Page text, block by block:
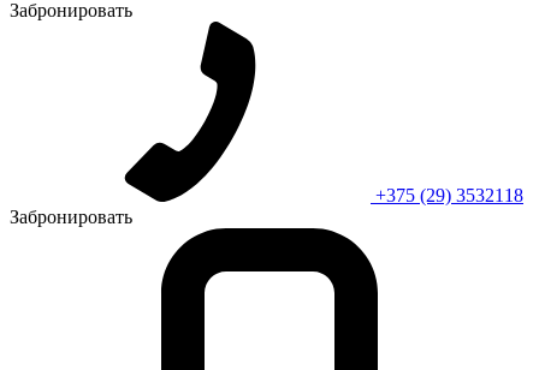
Забронировать
+375 (29) 3532118
Забронировать